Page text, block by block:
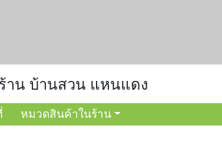
าน บ้านสวน แหนแดง
หมวดสินค้าในร้าน